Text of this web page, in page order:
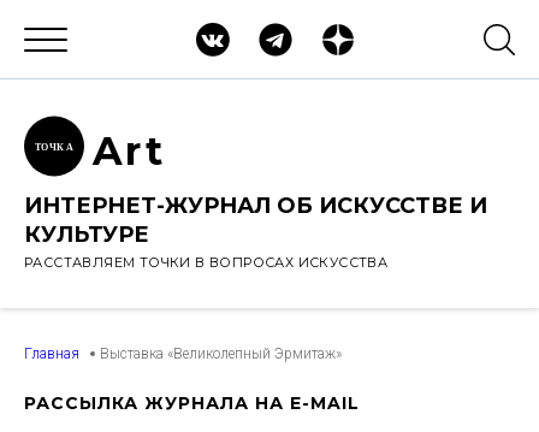
ТОЧК А Art
ИНТЕРНЕТ-ЖУРНАЛ ОБ ИСКУССТВЕ И
КУЛЬТУРЕ
РАССТАВЛЯЕМ ТОЧКИ В ВОПРОСАХ ИСКУССТВА
Главная Выставка «Великолепный Эрмитаж»
РАССЫЛКА ЖУРНАЛА НА E-MAIL